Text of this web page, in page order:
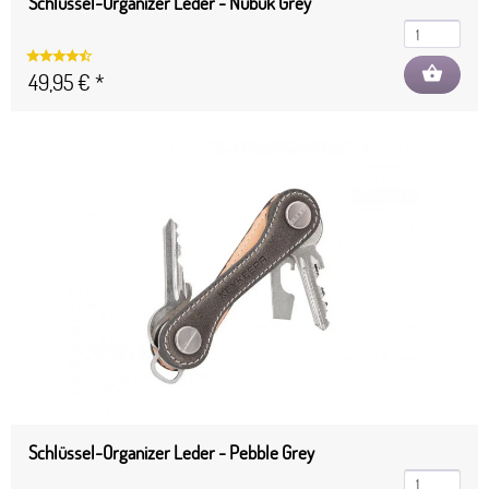
49,95 € * shopping_basket
Schlüssel-Organizer Leder - Pebble Grey